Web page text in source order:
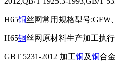
H65铜丝网常用规格型号:GFW
H65铜丝网原材料生产加工执行
GBT 5231-2012 加工铜 及铜合